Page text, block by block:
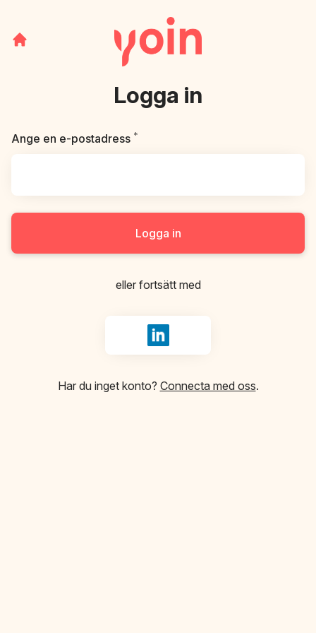
Logga in
Ange en e-postadress *
Logga in
eller fortsätt med
Logga in med LinkedIn
Har du inget konto? Connecta med oss.